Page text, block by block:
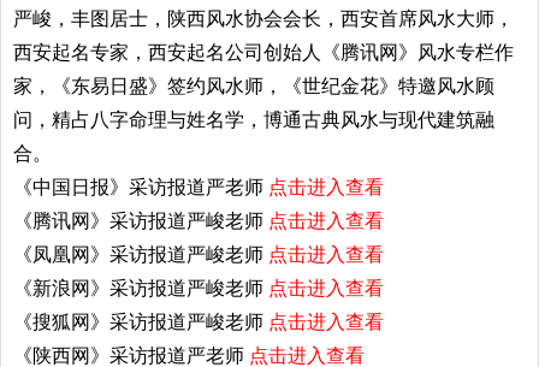
严峻，丰图居士，陕西风水协会会长，西安首席风水大师，
西安起名专家，西安起名公司创始人《腾讯网》风水专栏作
家，《东易日盛》签约风水师，《世纪金花》特邀风水顾
问，精占八字命理与姓名学，博通古典风水与现代建筑融
合。
《中国日报》采访报道严老师 点击进入查看
《腾讯网》采访报道严峻老师 点击进入查看
《凤凰网》采访报道严峻老师 点击进入查看
《新浪网》采访报道严峻老师 点击进入查看
《搜狐网》采访报道严峻老师 点击进入查看
《陕西网》采访报道严老师 点击进入查看